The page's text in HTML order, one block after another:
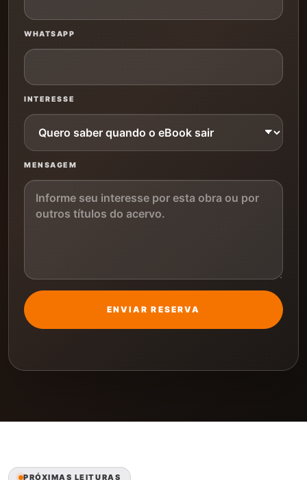
WHATSAPP
INTERESSE
MENSAGEM
ENVIAR RESERVA
PRÓXIMAS LEITURAS